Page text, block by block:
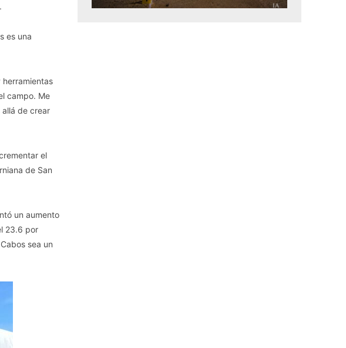
es una
campo. Me
de crear
el
de San
un aumento
23.6 por
sea un